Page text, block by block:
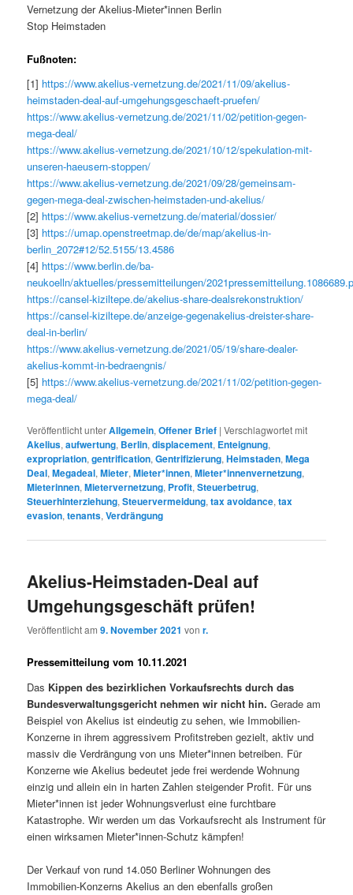
Vernetzung der Akelius-Mieter*innen Berlin
Stop Heimstaden
Fußnoten:
[1] https://www.akelius-vernetzung.de/2021/11/09/akelius-
heimstaden-deal-auf-umgehungsgeschaeft-pruefen/
https://www.akelius-vernetzung.de/2021/11/02/petition-gegen-
mega-deal/
https://www.akelius-vernetzung.de/2021/10/12/spekulation-mit-
unseren-haeusern-stoppen/
https://www.akelius-vernetzung.de/2021/09/28/gemeinsam-
gegen-mega-deal-zwischen-heimstaden-und-akelius/
[2] https://www.akelius-vernetzung.de/material/dossier/
[3] https://umap.openstreetmap.de/de/map/akelius-in-
berlin_2072#12/52.5155/13.4586
[4] https://www.berlin.de/ba-
neukoelln/aktuelles/pressemitteilungen/2021
https://cansel-kiziltepe.de/akelius-share-dealsrekonstruktion/
https://cansel-kiziltepe.de/anzeige-gegenakelius-dreister-share-
deal-in-berlin/
https://www.akelius-vernetzung.de/2021/05/19/share-dealer-
akelius-kommt-in-bedraengnis/
[5] https://www.akelius-vernetzung.de/2021/11/02/petition-gegen-
mega-deal/
Veröffentlicht unterAllgemein,Offener Brief |Verschlagwortet mit
Akelius,aufwertung, Berlin,displacement, Enteignung,
expropriation,gentrification,Gentrifizierung,Heimstaden,Mega
Deal,Megadeal,Mieter,Mieter*innen,Mieter*innenvernetzung,
Mieterinnen,Mietervernetzung, Profit,Steuerbetrug,
Steuerhinterziehung,Steuervermeidung,tax avoidance,tax
evasion,tenants,Verdrängung
Akelius-Heimstaden-Deal auf
Umgehungsgeschäft prüfen!
Veröffentlicht am9. November 2021 vonr.
Pressemitteilung vom 10.11.2021
Das Kippen des bezirklichen Vorkaufsrechts durch das
Bundesverwaltungsgericht nehmen wir nicht hin. Gerade am
Beispiel von Akelius ist eindeutig zu sehen, wie Immobilien-
Konzerne in ihrem aggressivem Profitstreben gezielt, aktiv und
massiv die Verdrängung von uns Mieter*innen betreiben. Für
Konzerne wie Akelius bedeutet jede frei werdende Wohnung
einzig und allein ein in harten Zahlen steigender Profit. Für uns
Mieter*innen ist jeder Wohnungsverlust eine furchtbare
Katastrophe. Wir werden um das Vorkaufsrecht als Instrument für
einen wirksamen Mieter*innen-Schutz kämpfen!
Der Verkauf von rund 14.050 Berliner Wohnungen des
Immobilien-Konzerns Akelius an den ebenfalls großen